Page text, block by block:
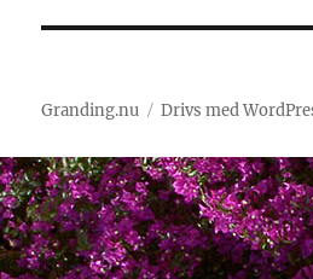
Granding.nu Drivs med